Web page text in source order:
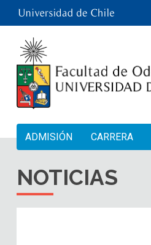
ADMISIÓN CARRERA
NOTICIAS